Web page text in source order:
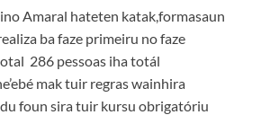
Amaral hateten katak,formasaun
ba faze primeiru no faze
286 pessoas iha totál
mak tuir regras wainhira
foun sira tuir kursu obrigatóriu